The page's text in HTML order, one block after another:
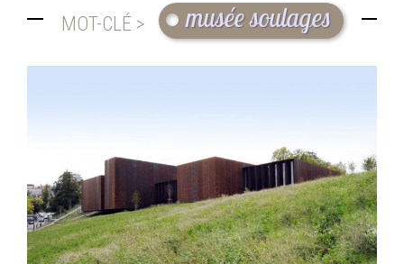
INFOS
PORTFOLIO
CONTACT
MOT-CLÉ > musée soulages